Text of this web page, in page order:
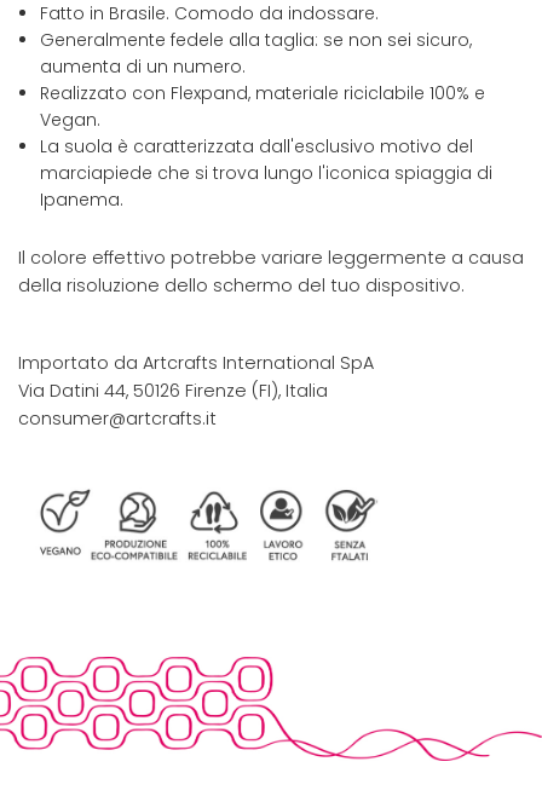
Fatto in Brasile. Comodo da indossare.
Generalmente fedele alla taglia: se non sei sicuro,
aumenta di un numero.
Realizzato con Flexpand, materiale riciclabile 100% e
Vegan.
La suola è caratterizzata dall'esclusivo motivo del
marciapiede che si trova lungo l'iconica spiaggia di
Ipanema.
Il colore effettivo potrebbe variare leggermente a causa
della risoluzione dello schermo del tuo dispositivo.
Importato da Artcrafts International SpA
Via Datini 44, 50126 Firenze (FI), Italia
consumer@artcrafts.it